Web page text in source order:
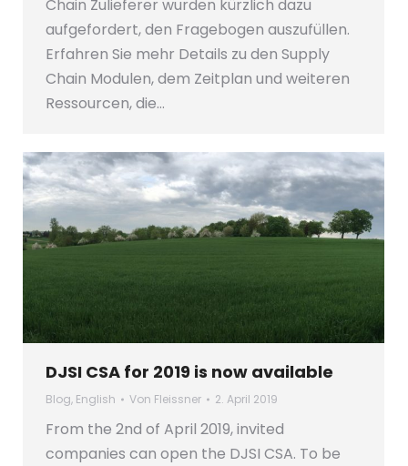
Chain Zulieferer wurden kürzlich dazu
aufgefordert, den Fragebogen auszufüllen.
Erfahren Sie mehr Details zu den Supply
Chain Modulen, dem Zeitplan und weiteren
Ressourcen, die…
DJSI CSA for 2019 is now available
Blog, English Von Fleissner 2. April 2019
From the 2nd of April 2019, invited
companies can open the DJSI CSA. To be